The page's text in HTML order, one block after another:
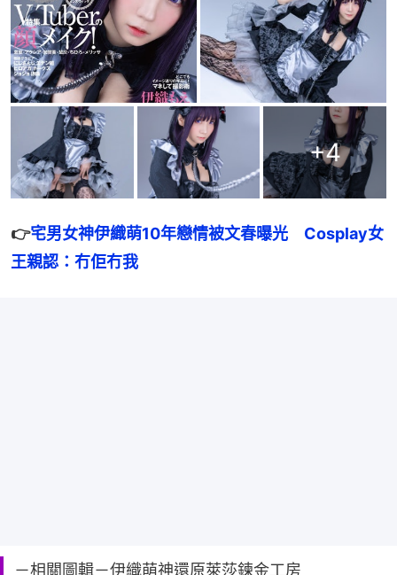
+4
👉宅男女神伊織萌10年戀情被文春曝光　Cosplay女
王親認：冇佢冇我
－相關圖輯－伊織萌神還原萊莎鍊金工房